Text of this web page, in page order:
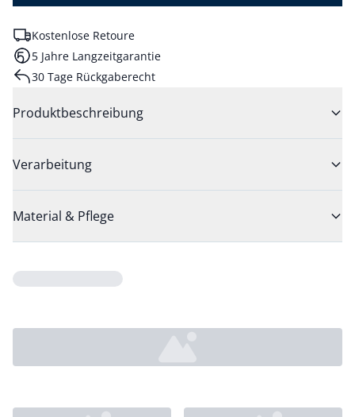
Kostenlose Retoure
5 Jahre Langzeitgarantie
30 Tage Rückgaberecht
Produktbeschreibung
Verarbeitung
Material & Pflege